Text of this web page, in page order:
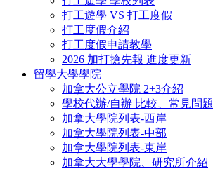
打工遊學 VS 打工度假
打工度假介紹
打工度假申請教學
2026 加打搶先報 進度更新
留學大學學院
加拿大公立學院 2+3介紹
學校代辦/自辦 比較、常見問題
加拿大學院列表-西岸
加拿大學院列表-中部
加拿大學院列表-東岸
加拿大大學學院、研究所介紹